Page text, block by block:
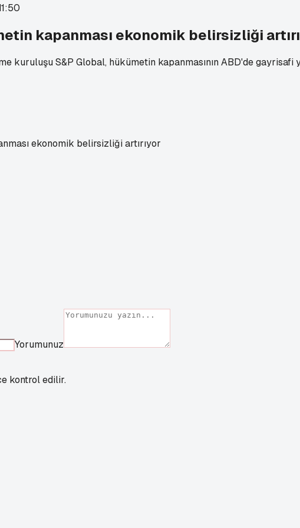
kapanması ekonomik belirsizliği
kuruluşu S&P Global, hükümetin kapanmasının ABD'de
Yorumunuz
kontrol edilir.